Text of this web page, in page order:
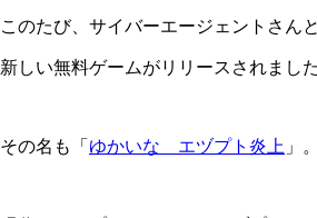
このたび、サイバーエージェントさん
新しい無料ゲームがリリースされまし
その名も「 ゆかいな エヅプト炎上 」